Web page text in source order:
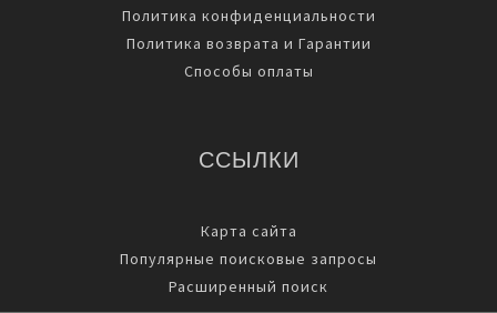
Политика конфиденциальности
Политика возврата и Гарантии
Способы оплаты
ССЫЛКИ
Карта сайта
Популярные поисковые запросы
Расширенный поиск